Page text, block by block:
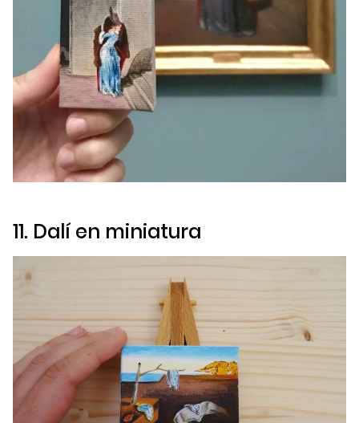
11. Dalí en miniatura